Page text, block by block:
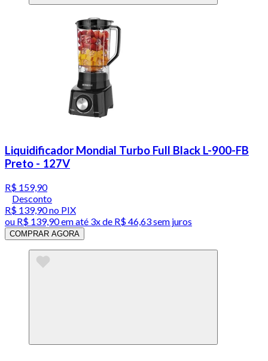
Liquidificador Mondial Turbo Full Black L-900-FB
Preto - 127V
R$ 159,90
Desconto
R$ 139,90no PIX
ou R$ 139,90em até 3x de R$ 46,63 sem juros
COMPRAR AGORA